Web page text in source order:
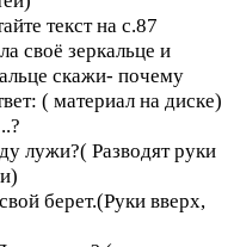
текст на с.87
своё зеркальце и
скажи- почему
( материал на диске)
лужи?( Разводят руки
вверх,